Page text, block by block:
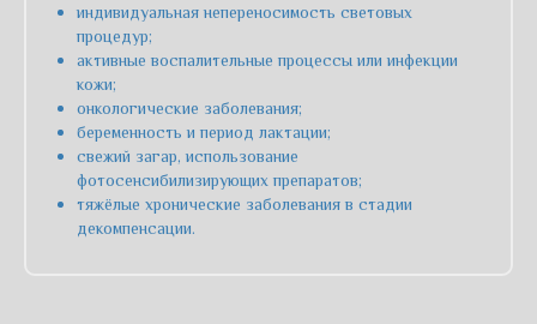
индивидуальная непереносимость световых
процедур;
активные воспалительные процессы или инфекции
кожи;
онкологические заболевания;
беременность и период лактации;
свежий загар, использование
фотосенсибилизирующих препаратов;
тяжёлые хронические заболевания в стадии
декомпенсации.
Получите
консультациюили
запишитесь